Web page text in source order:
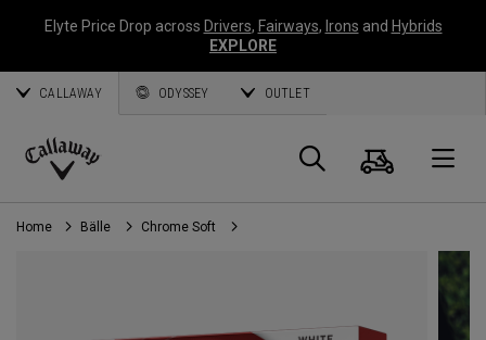
Elyte Price Drop across Drivers, Fairways, Irons and Hybrids
EXPLORE
CALLAWAY ODYSSEY OUTLET
Callaway
Golf
Suche
Home Bälle Chrome Soft